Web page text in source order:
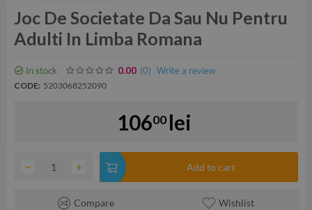
Joc De Societate Da Sau Nu Pentru
Adulti In Limba Romana
In stock 0.00 (0) Write a review
CODE: 5203068252090
10600 lei
+
− Add to cart
Compare Wishlist